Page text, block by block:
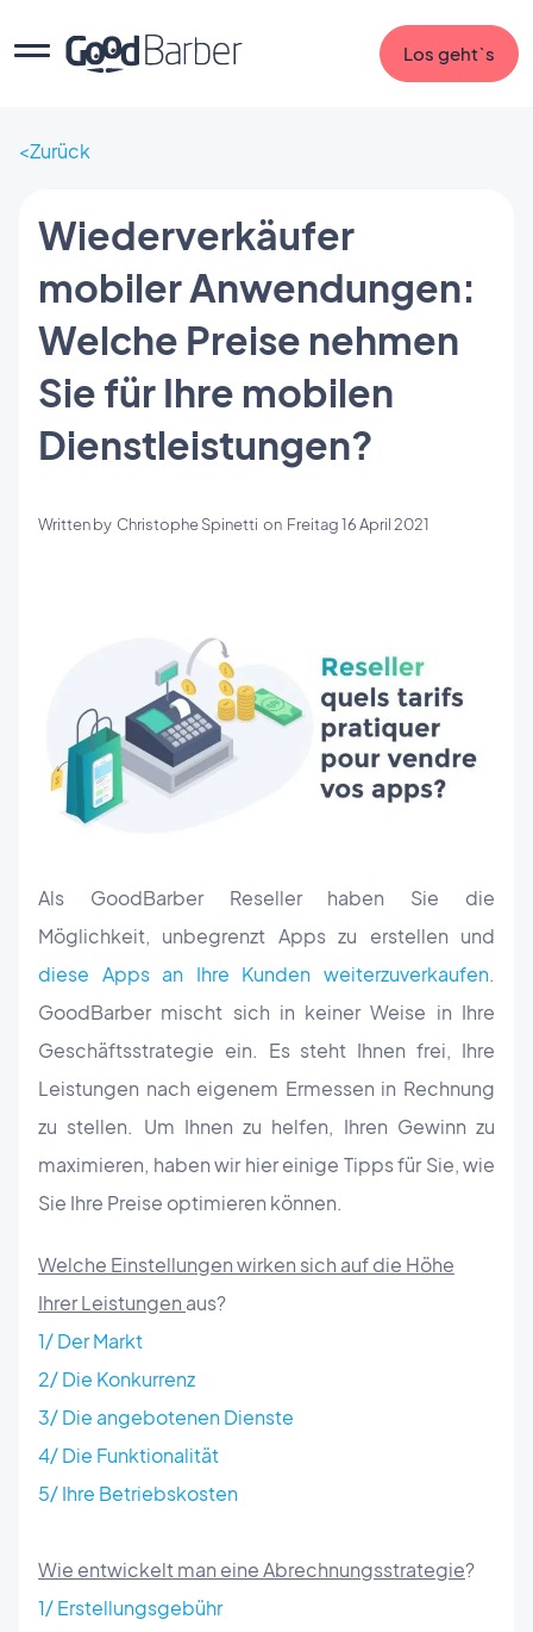
Los geht`s
Zurück
Wiederverkäufer
mobiler Anwendungen:
Welche Preise nehmen
Sie für Ihre mobilen
Dienstleistungen?
Written by Christophe Spinetti on Freitag 16 April 2021
Als GoodBarber Reseller haben Sie die
Möglichkeit, unbegrenzt Apps zu erstellen und
diese Apps an Ihre Kunden weiterzuverkaufen.
GoodBarber mischt sich in keiner Weise in Ihre
Geschäftsstrategie ein. Es steht Ihnen frei, Ihre
Leistungen nach eigenem Ermessen in Rechnung
zu stellen. Um Ihnen zu helfen, Ihren Gewinn zu
maximieren, haben wir hier einige Tipps für Sie, wie
Sie Ihre Preise optimieren können.
Welche Einstellungen wirken sich auf die Höhe
Ihrer Leistungen aus?
1/ Der Markt
2/ Die Konkurrenz
3/ Die angebotenen Dienste
4/ Die Funktionalität
5/ Ihre Betriebskosten
Wie entwickelt man eine Abrechnungsstrategie?
1/ Erstellungsgebühr